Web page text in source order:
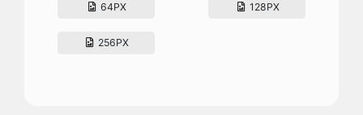
64PX 128PX
256PX